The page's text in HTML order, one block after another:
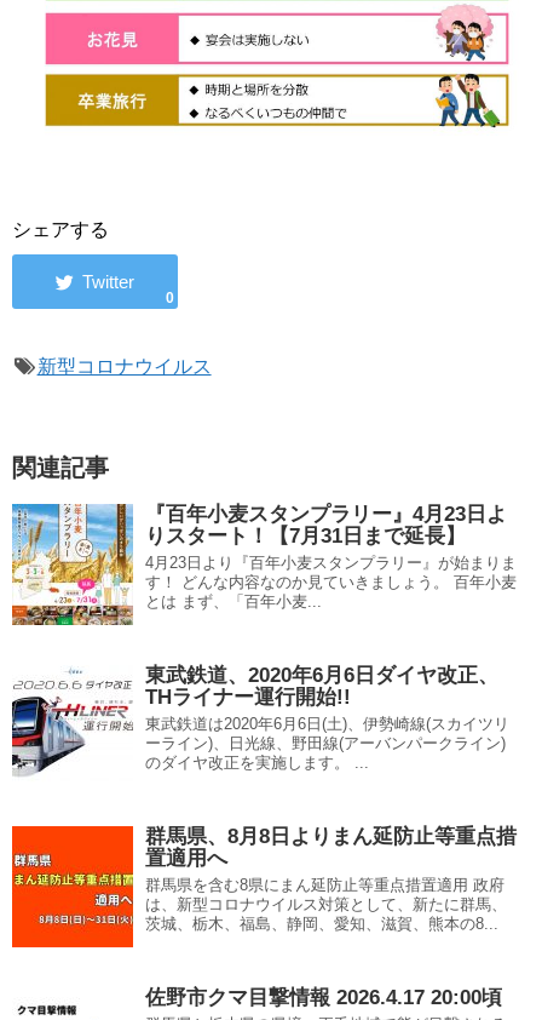
シェアする
0
新型コロナウイルス
関連記事
『百年小麦スタンプラリー』4月23日よ
りスタート！【7月31日まで延長】
4月23日より『百年小麦スタンプラリー』が始まりま
す！ どんな内容なのか見ていきましょう。 百年小麦
とは まず、「百年小麦...
東武鉄道、2020年6月6日ダイヤ改正、
THライナー運行開始!!
東武鉄道は2020年6月6日(土)、伊勢崎線(スカイツリ
ーライン)、日光線、野田線(アーバンパークライン)
のダイヤ改正を実施します。 ...
群馬県、8月8日よりまん延防止等重点措
置適用へ
群馬県を含む8県にまん延防止等重点措置適用 政府
は、新型コロナウイルス対策として、新たに群馬、
茨城、栃木、福島、静岡、愛知、滋賀、熊本の8...
佐野市クマ目撃情報 2026.4.17 20:00頃